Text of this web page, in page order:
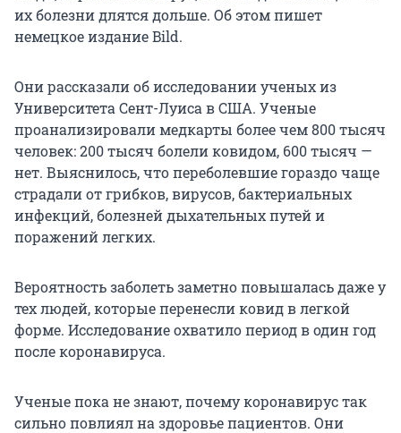
их болезни длятся дольше. Об этом пишет
немецкое издание Bild.
Они рассказали об исследовании ученых из
Университета Сент-Луиса в США. Ученые
проанализировали медкарты более чем 800 тысяч
человек: 200 тысяч болели ковидом, 600 тысяч —
нет. Выяснилось, что переболевшие гораздо чаще
страдали от грибков, вирусов, бактериальных
инфекций, болезней дыхательных путей и
поражений легких.
Вероятность заболеть заметно повышалась даже у
тех людей, которые перенесли ковид в легкой
форме. Исследование охватило период в один год
после коронавируса.
Ученые пока не знают, почему коронавирус так
сильно повлиял на здоровье пациентов. Они